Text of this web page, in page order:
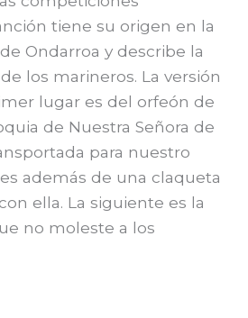
tiene su origen en la
Ondarroa y describe la
los marineros. La versión
lugar es del orfeón de
de Nuestra Señora de
para nuestro
además de una claqueta
ella. La siguiente es la
no moleste a los